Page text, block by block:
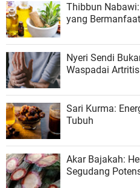
Thibbun
yang
Nyeri Sendi
Waspadai
Sari Kurma:
Tubuh
Akar Bajakah:
Segudang